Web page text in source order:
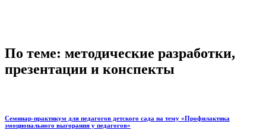
По теме: методические разработки,
презентации и конспекты
Семинар-практикум для педагогов детского сада на тему «Профилактика
эмоционального выгорания у педагогов»